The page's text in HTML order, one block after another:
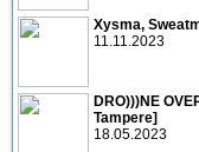
Xysma,
11.11.2023
DRO)))NE
Tampere]
18.05.2023